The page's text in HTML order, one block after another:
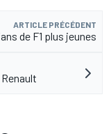
ARTICLE PRÉCÉDENT
de F1 plus jeunes